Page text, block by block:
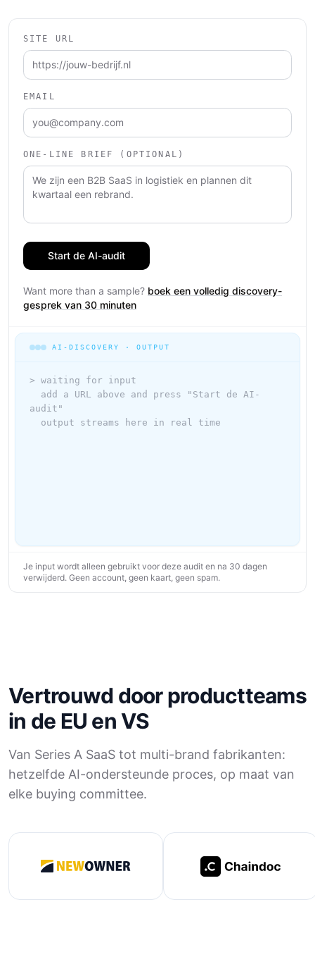
SITE URL
EMAIL
ONE-LINE BRIEF (OPTIONAL)
Start de AI-audit
Want more than a sample? boek een volledig discovery-
gesprek van 30 minuten
AI-DISCOVERY · OUTPUT
> waiting for input
audit"
  output streams here in real time
Je input wordt alleen gebruikt voor deze audit en na 30 dagen
verwijderd. Geen account, geen kaart, geen spam.
Vertrouwd door productteams
in de EU en VS
Van Series A SaaS tot multi-brand fabrikanten:
hetzelfde AI-ondersteunde proces, op maat van
elke buying committee.